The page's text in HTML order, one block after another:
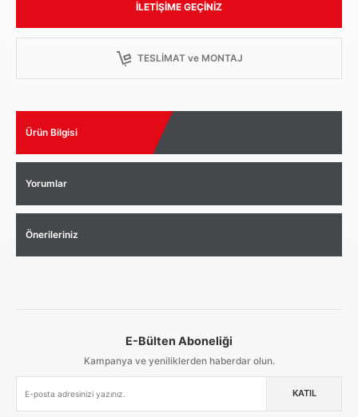
İLETIŞIME GEÇINIZ
TESLİMAT ve MONTAJ
Ürün Bilgisi
Yorumlar
Önerileriniz
Kolay İade & Değişim Güvenli Alışveriş
Güvenli Paketleme Taksit / Havale İle Alışveriş Kolay İade & Değişim
E-Bülten Aboneliği
Kampanya ve yeniliklerden haberdar olun.
KATIL